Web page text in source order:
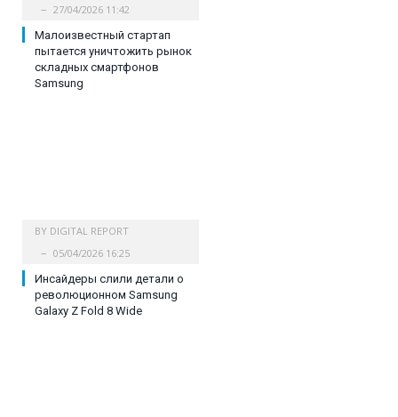
27/04/2026 11:42
Малоизвестный стартап
пытается уничтожить рынок
складных смартфонов
Samsung
BY DIGITAL REPORT
05/04/2026 16:25
Инсайдеры слили детали о
революционном Samsung
Galaxy Z Fold 8 Wide